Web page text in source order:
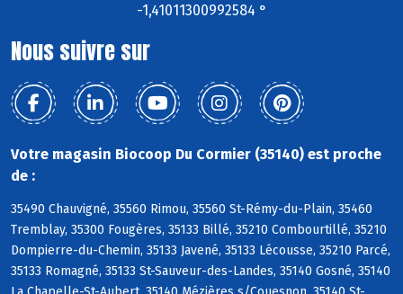
-1,41011300992584 °
Nous suivre sur
Votre magasin Biocoop Du Cormier (35140) est proche
de :
35490 Chauvigné, 35560 Rimou, 35560 St-Rémy-du-Plain, 35460
Tremblay, 35300 Fougères, 35133 Billé, 35210 Combourtillé, 35210
Dompierre-du-Chemin, 35133 Javené, 35133 Lécousse, 35210 Parcé,
35133 Romagné, 35133 St-Sauveur-des-Landes, 35140 Gosné, 35140